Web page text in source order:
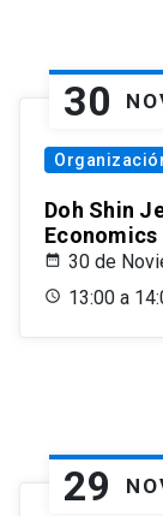
30
Doh Shin
Economics
30 de
13:00 a
29